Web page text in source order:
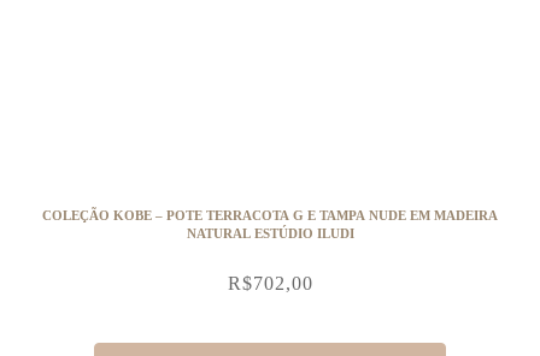
COLEÇÃO KOBE – POTE TERRACOTA G E TAMPA NUDE EM MADEIRA
NATURAL ESTÚDIO ILUDI
R$702,00